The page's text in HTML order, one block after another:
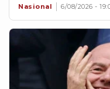
Nasional 6/08/2026 -